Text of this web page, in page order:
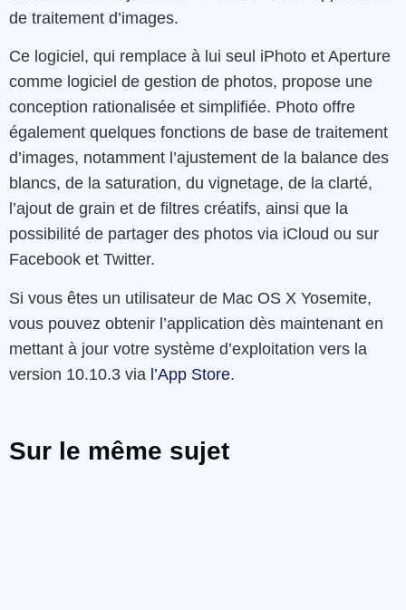
de traitement d’images.
Ce logiciel, qui remplace à lui seul iPhoto et Aperture
comme logiciel de gestion de photos, propose une
conception rationalisée et simplifiée. Photo offre
également quelques fonctions de base de traitement
d’images, notamment l’ajustement de la balance des
blancs, de la saturation, du vignetage, de la clarté,
l’ajout de grain et de filtres créatifs, ainsi que la
possibilité de partager des photos via iCloud ou sur
Facebook et Twitter.
Si vous êtes un utilisateur de Mac OS X Yosemite,
vous pouvez obtenir l’application dès maintenant en
mettant à jour votre système d’exploitation vers la
version 10.10.3 via l’App Store.
Sur le même sujet